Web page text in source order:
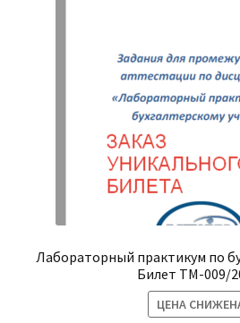
Лабораторный практикум по
Билет ТМ-009/
ЦЕНА